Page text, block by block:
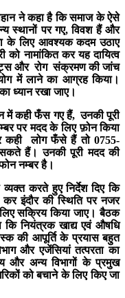
ने कहा है कि समाज के ऐसे
स्थानों पर गए,विवश हैं और
के लिए आवश्यक कदम उठाए
नामांकित कर यह दायित्व
और रोग संक्रमण की जांच
में लाने का आग्रह किया।
ध्यान रखा जाए।
में कही फँस गए हैं,उनकी पूरी
पर मदद के लिए फ़ोन किया
कही
लोग फँसे हैं तो0755-
हैं। उनकी पूरी मदद की
नम्बर है।
व्यक्त करते हुए निर्देश दिए कि
कर इंदौर की स्थिति पर नजर
सक्रिय किया जाए। बैठक
कि नियंत्रक खाद्य एवं औषधि
की आपूर्ति के प्रयास बहुत
और एजेंसियां तत्परता का
और अन्य विभागों के प्रमुख
को बचाने के लिए किए जा